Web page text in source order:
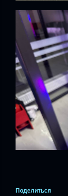
Поделиться